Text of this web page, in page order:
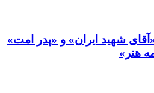
شهید ایران» و «پدر امت»
هنر»